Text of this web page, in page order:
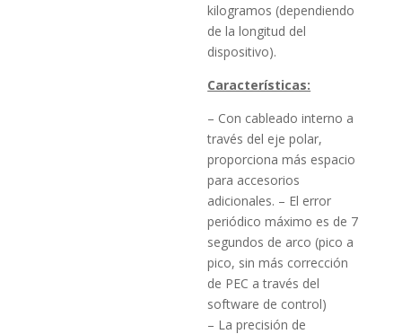
kilogramos (dependiendo
de la longitud del
dispositivo).
Características:
– Con cableado interno a
través del eje polar,
proporciona más espacio
para accesorios
adicionales. – El error
periódico máximo es de 7
segundos de arco (pico a
pico, sin más corrección
de PEC a través del
software de control)
– La precisión de